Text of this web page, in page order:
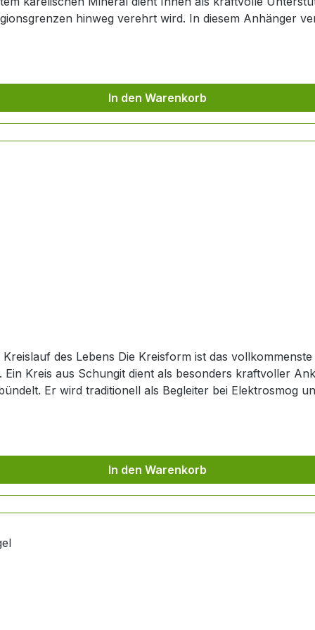
hinweg verehrt wird. In diesem Anhänger
Begleiter an Ihrem Schlüsselbund oder Ihrer
und Sicherheit erinnert. Details und Materialbeschaffenheit Dieser Anhänger
In den Warenkorb
des Lebens Die Kreisform ist das
Kreis aus Schungit dient als besonders kraftvoller
Er wird traditionell als Begleiter bei Elektrosmog
Tipp: Passend dazu führen wir auch Schungit-
In den Warenkorb